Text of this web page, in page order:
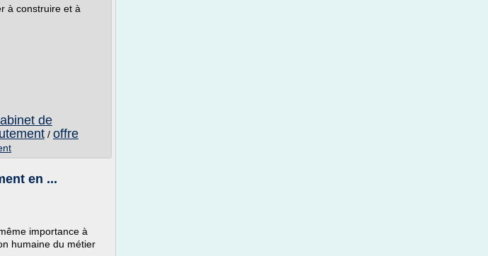
à construire et à
de
/ offre
en ...
importance à
humaine du métier